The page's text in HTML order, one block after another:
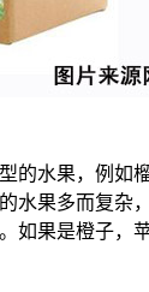
的水果，例
水果多而复
如果是橙子